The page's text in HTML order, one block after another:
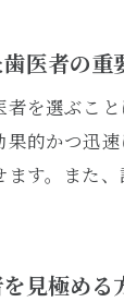
医者の重
を選ぶこ
的かつ迅
ます。また
見極める